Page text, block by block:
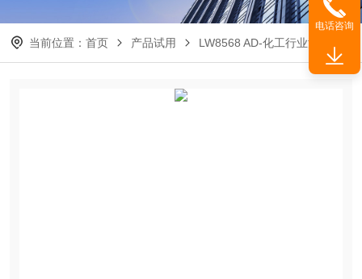
当前位置： 首页 产品试用 LW8568 AD-化工行业洗瓶机
电话咨询